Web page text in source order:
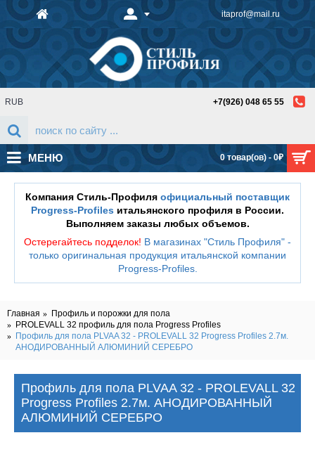
itaprof@mail.ru
0 товар(ов) - 0₽
RUB +7(926) 048 65 55
МЕНЮ
Компания Стиль-Профиля официальный поставщик
Progress-Profiles итальянского профиля в России.
Выполняем заказы любых объемов.
Остерегайтесь подделок! В магазинах "Стиль Профиля" -
только оригинальная продукция итальянской компании
Progress-Profiles.
Главная
Профиль и порожки для пола
PROLEVALL 32 профиль для пола Progress Profiles
Профиль для пола PLVAA 32 - PROLEVALL 32 Progress Profiles 2.7м.
АНОДИРОВАННЫЙ АЛЮМИНИЙ СЕРЕБРО
Профиль для пола PLVAA 32 - PROLEVALL 32
Progress Profiles 2.7м. АНОДИРОВАННЫЙ
АЛЮМИНИЙ СЕРЕБРО